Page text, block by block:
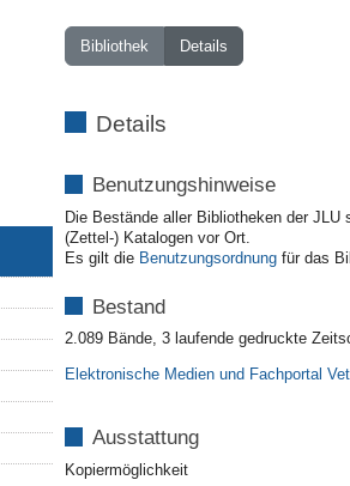
Bibliothek Details
Details
Benutzungshinweise
Die Bestände aller Bibliotheken der
(Zettel-) Katalogen vor Ort.
Es gilt die Benutzungsordnung für das
Bestand
2.089 Bände, 3 laufende gedruckte
Elektronische Medien und Fachportal
Ausstattung
Kopiermöglichkeit